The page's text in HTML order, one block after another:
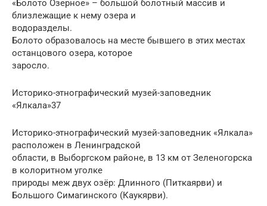
«Болото Озерное» – большой болотный массив и
близлежащие к нему озера и
водоразделы.
Болото образовалось на месте бывшего в этих местах
останцового озера, которое
заросло.
Историко-этнографический музей-заповедник
«Ялкала»37
Историко-этнографический музей-заповедник «Ялкала»
расположен в Ленинградской
области, в Выборгском районе, в 13 км от Зеленогорска
в колоритном уголке
природы меж двух озёр: Длинного (Питкаярви) и
Большого Симагинского (Каукярви).